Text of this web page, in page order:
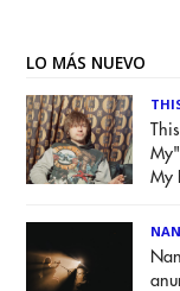
LO MÁS NUEVO
My